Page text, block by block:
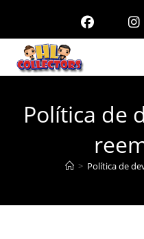
contenido
Política de
> Política de